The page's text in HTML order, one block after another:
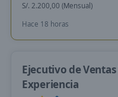
S/. 2.200,00 (Mensual)
Hace 18 horas
Ejecutivo de Ventas
Experiencia